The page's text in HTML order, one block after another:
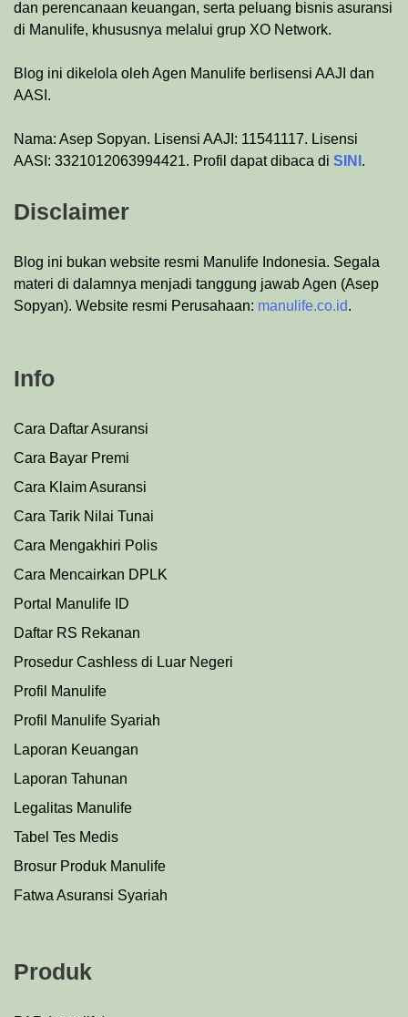
dan perencanaan keuangan, serta peluang bisnis asuransi
di Manulife, khususnya melalui grup XO Network.
Blog ini dikelola oleh Agen Manulife berlisensi AAJI dan
AASI.
Nama: Asep Sopyan. Lisensi AAJI: 11541117. Lisensi
AASI: 3321012063994421. Profil dapat dibaca di SINI .
Disclaimer
Blog ini bukan website resmi Manulife Indonesia. Segala
materi di dalamnya menjadi tanggung jawab Agen (Asep
Sopyan). Website resmi Perusahaan: manulife.co.id.
Info
Cara Daftar Asuransi
Cara Bayar Premi
Cara Klaim Asuransi
Cara Tarik Nilai Tunai
Cara Mengakhiri Polis
Cara Mencairkan DPLK
Portal Manulife ID
Daftar RS Rekanan
Prosedur Cashless di Luar Negeri
Profil Manulife
Profil Manulife Syariah
Laporan Keuangan
Laporan Tahunan
Legalitas Manulife
Tabel Tes Medis
Brosur Produk Manulife
Fatwa Asuransi Syariah
Produk